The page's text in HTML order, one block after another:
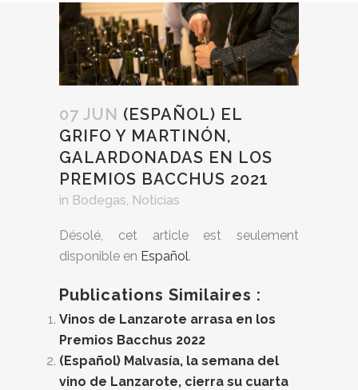
07 JUN (ESPAÑOL) EL
GRIFO Y MARTINÓN,
GALARDONADAS EN LOS
PREMIOS BACCHUS 2021
in Bodegas, Noticias
Désolé, cet article est seulement
disponible en Español.
Publications Similaires :
Vinos de Lanzarote arrasa en los
Premios Bacchus 2022
(Español) Malvasía, la semana del
vino de Lanzarote, cierra su cuarta